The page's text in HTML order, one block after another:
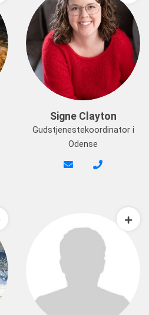
Signe Clayton
Gudstjenestekoordinator i
Odense